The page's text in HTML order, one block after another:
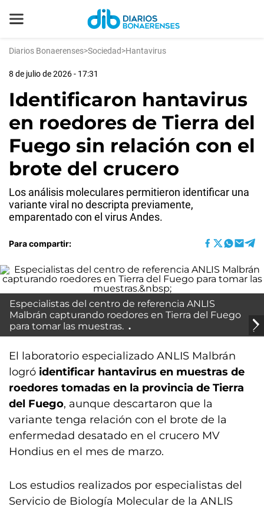
Diarios Bonaerenses>Sociedad>Hantavirus
8 de julio de 2026 - 17:31
Identificaron hantavirus
en roedores de Tierra del
Fuego sin relación con el
brote del crucero
Los análisis moleculares permitieron identificar una
variante viral no descripta previamente,
emparentado con el virus Andes.
Para compartir:
Especialistas del centro de referencia ANLIS
Malbrán capturando roedores en Tierra del Fuego
para tomar las muestras.
El laboratorio especializado ANLIS Malbrán
logró identificar hantavirus en muestras de
roedores tomadas en la provincia de Tierra
del Fuego, aunque descartaron que la
variante tenga relación con el brote de la
enfermedad desatado en el crucero MV
Hondius en el mes de marzo.
Los estudios realizados por especialistas del
Servicio de Biología Molecular de la ANLIS